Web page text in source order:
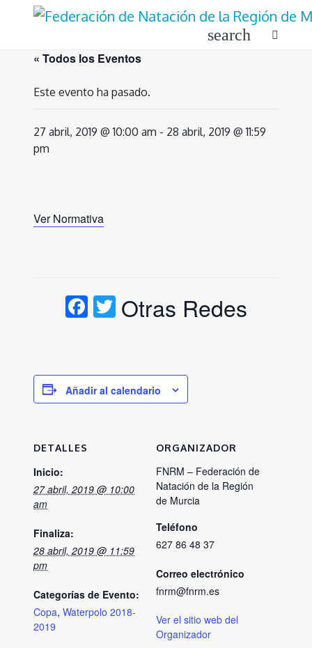
search
« Todos los Eventos
Este evento ha pasado.
27 abril, 2019 @ 10:00 am - 28 abril, 2019 @ 11:59
pm
Ver Normativa
Facebook
Twitter
Otras Redes
Añadir al calendario
DETALLES
Inicio:
27 abril, 2019 @ 10:00
am
Finaliza:
28 abril, 2019 @ 11:59
pm
Categorías de Evento:
Copa, Waterpolo 2018-
2019
ORGANIZADOR
FNRM – Federación de
Natación de la Región
de Murcia
Teléfono
627 86 48 37
Correo electrónico
fnrm@fnrm.es
Ver el sitio web del
Organizador